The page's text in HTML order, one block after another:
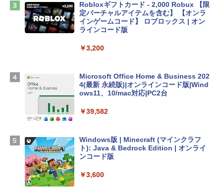
Apple 2026 MacBook Air M5チップ搭載
13インチノートブック：AIとApple Intell
igence、13.6インチLiquid Retinaディ
TB SSDストレージ、12MPセンターフレ
￥278,800
【Amazon.co.jp限定】 HP ノートパソコ
￥129,800
FMV ノートパソコン WE1-K3 (MS 365 P
Robloxギフトカード - 2,000 Robux 【限
定バーチャルアイテムを含む】 【オンラ
インゲームコード】 ロブロックス | オン
ラインコード版
￥3,200
Microsoft Office Home & Business 202
4(最新 永続版)|オンラインコード版|Wind
ows11、10/mac対応|PC2台
￥39,582
Windows版 | Minecraft (マインクラフ
ト): Java & Bedrock Edition | オンライ
ンコード版
￥3,600